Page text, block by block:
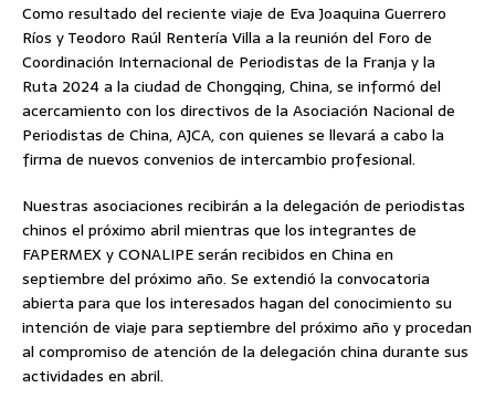
Como resultado del reciente viaje de Eva Joaquina Guerrero
Ríos y Teodoro Raúl Rentería Villa a la reunión del Foro de
Coordinación Internacional de Periodistas de la Franja y la
Ruta 2024 a la ciudad de Chongqing, China, se informó del
acercamiento con los directivos de la Asociación Nacional de
Periodistas de China, AJCA, con quienes se llevará a cabo la
firma de nuevos convenios de intercambio profesional.
Nuestras asociaciones recibirán a la delegación de periodistas
chinos el próximo abril mientras que los integrantes de
FAPERMEX y CONALIPE serán recibidos en China en
septiembre del próximo año. Se extendió la convocatoria
abierta para que los interesados hagan del conocimiento su
intención de viaje para septiembre del próximo año y procedan
al compromiso de atención de la delegación china durante sus
actividades en abril.